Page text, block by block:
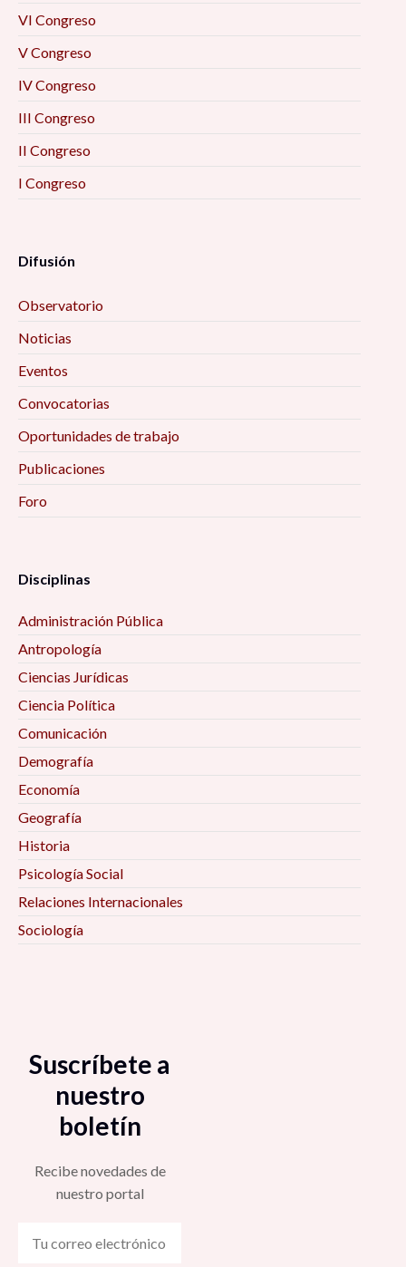
VI Congreso
V Congreso
IV Congreso
III Congreso
II Congreso
I Congreso
Difusión
Observatorio
Noticias
Eventos
Convocatorias
Oportunidades de trabajo
Publicaciones
Foro
Disciplinas
Administración Pública
Antropología
Ciencias Jurídicas
Ciencia Política
Comunicación
Demografía
Economía
Geografía
Historia
Psicología Social
Relaciones Internacionales
Sociología
Suscríbete a
nuestro
boletín
Recibe novedades de
nuestro portal